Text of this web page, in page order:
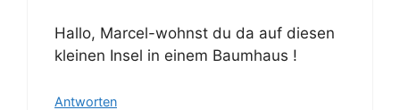
Hallo, Marcel-wohnst du da auf diesen
kleinen Insel in einem Baumhaus !
Antworten